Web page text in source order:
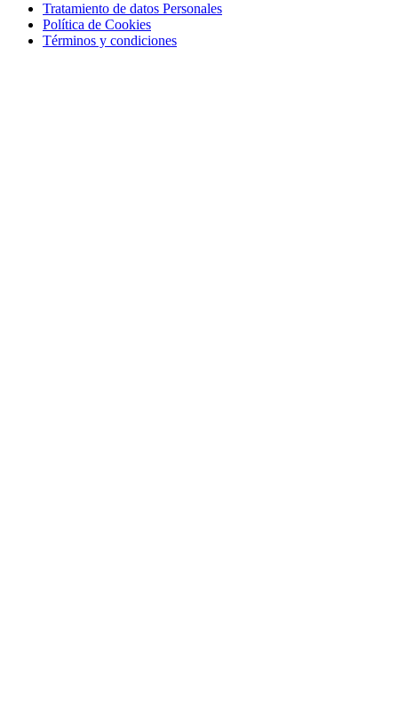
Tratamiento de datos Personales
Política de Cookies
Términos y condiciones